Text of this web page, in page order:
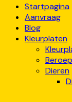
Startpagina
Aanvraag
Blog
Kleurplaten
Dieren